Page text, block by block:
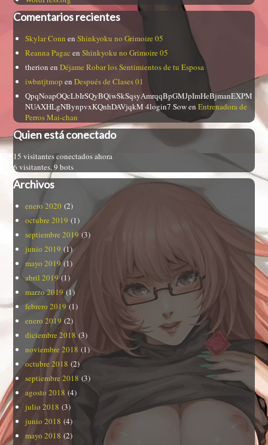
Comentarios recientes
Skylar Conn enShinkyoku no Grimoire 05
Reanna Pagac enShinkyoku no Grimoire 05
therion enDéjame Robar los Sentimientos de tu Esposa
iwbntjtmop enDespués de Clases 01
QpqNoapOQcLbIrSQyBQiwSkSqsyAmrqqBpGMJpImHeBjmanEXPM
NUAXHLgNBynpvxKQnhDAVjqkM 4login7 SowenEntrenadora de
Perros Mai-chan
Quien está conectado
15 visitantes conectados ahora
6 visitantes,9 bots
Archivos
enero 2020 (2)
octubre 2019 (1)
septiembre 2019 (3)
junio 2019 (1)
mayo 2019(1)
abril 2019(1)
marzo 2019 (1)
febrero 2019 (1)
enero 2019 (2)
diciembre 2018(3)
noviembre 2018 (1)
octubre 2018 (2)
septiembre 2018 (3)
agosto 2018 (4)
julio 2018 (3)
junio 2018 (4)
mayo 2018 (2)